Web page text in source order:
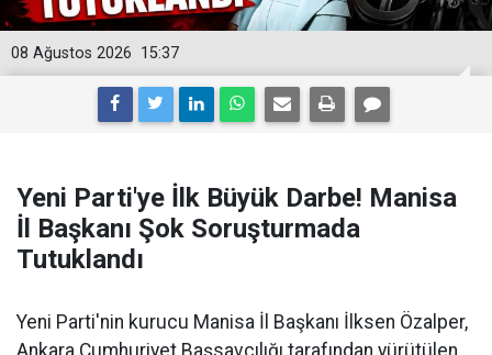
15:37
08 Ağustos 2026
Yeni Parti'ye İlk Büyük Darbe! Manisa
İl Başkanı Şok Soruşturmada
Tutuklandı
Yeni Parti'nin kurucu Manisa İl Başkanı İlksen Özalper,